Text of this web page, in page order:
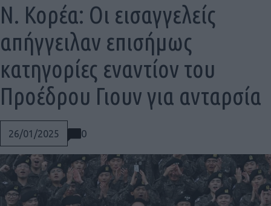
26/01/2025 0
Ν. Κορέα: Οι εισαγγελείς
απήγγειλαν επισήμως
κατηγορίες εναντίον του
Προέδρου Γιουν για ανταρσία